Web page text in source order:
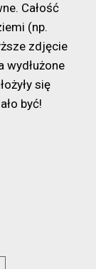
Całość
(np.
zdjęcie
wydłużone
się
być!